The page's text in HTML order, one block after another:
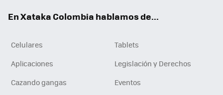
En Xataka Colombia hablamos de...
Celulares
Tablets
Aplicaciones
Legislación y Derechos
Cazando gangas
Eventos